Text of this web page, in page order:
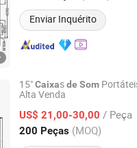
Enviar Inquérito
Desde 2011
15"Caixasde Som
Alta Venda
US$ 21,00-30,00 / Peça
200 Peças (MOQ)
Co., Ltd.
Desde 2019